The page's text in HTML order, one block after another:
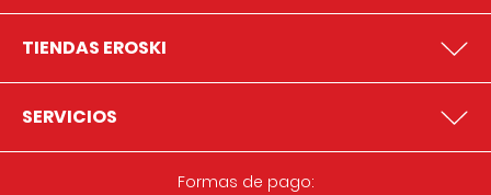
TIENDAS EROSKI
SERVICIOS
Formas de pago: